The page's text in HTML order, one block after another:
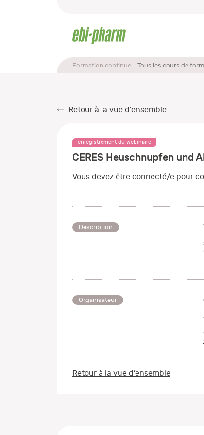
Formation continue Tous les cours de
Retour à la vue d’ensemble
enregistrement du webinaire
CERES Heuschnupfen und
Vous devez être connecté/e pour
Description
Organisateur
Retour à la vue d’ensemble